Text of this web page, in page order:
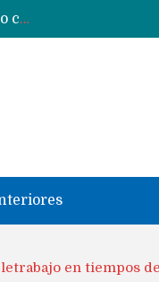
CXMT le dice NO a la venta de sus memorias a Apple y dará prioridad a Huawei y Xiaomi
Sailfish OS la «joya» de sistema operativo que Europa planea financiar para competir contra Android, iOS y HarmonyOS
en tiempos